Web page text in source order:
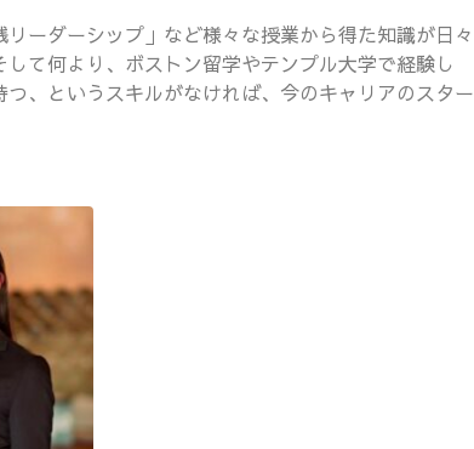
ーダーシップ」など様々な授業から得た知識が日々
て何より、ボストン留学やテンプル大学で経験し
、というスキルがなければ、今のキャリアのスター